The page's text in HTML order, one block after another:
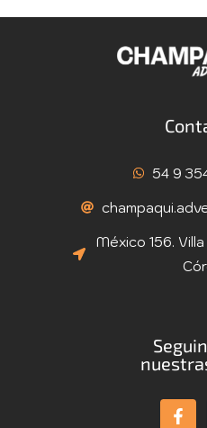
54 9
México 156.